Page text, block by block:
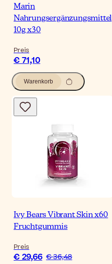
Marin
Nahrungsergänzungsmittel
10g x30
Preis
€ 71,10
Warenkorb
Ivy Bears Vibrant Skin x60
Fruchtgummis
Preis
€ 29,66 € 36,48